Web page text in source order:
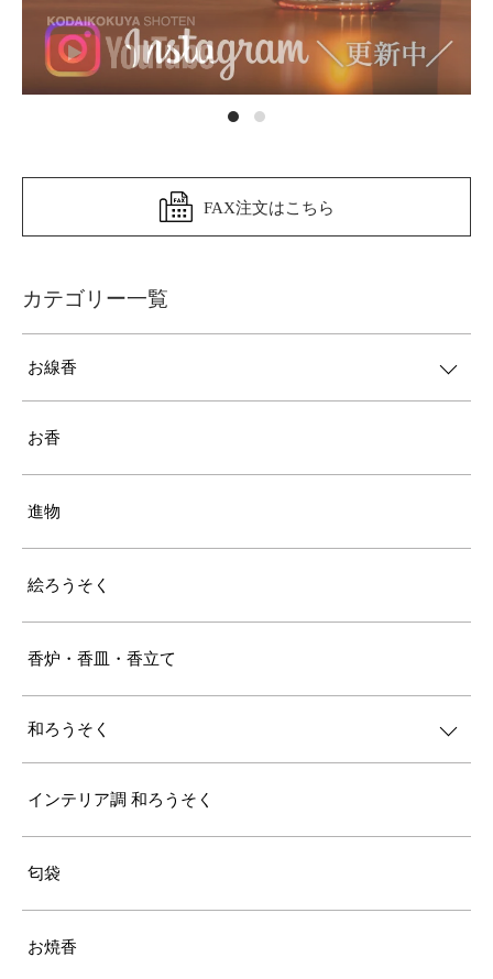
FAX注文はこちら
カテゴリー一覧
お線香
お香
進物
絵ろうそく
香炉・香皿・香立て
和ろうそく
インテリア調 和ろうそく
匂袋
お焼香